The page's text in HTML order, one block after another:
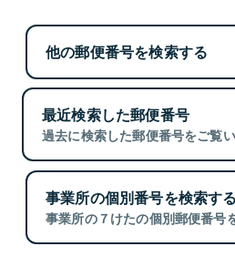
他の郵便番号を検索する
最近検索した郵便番号
過去に検索した郵便番号をご覧い
事業所の個別番号を検索する
事業所の７けたの個別郵便番号